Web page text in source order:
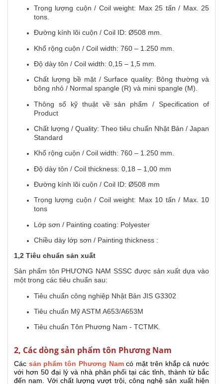
Trọng lượng cuộn / Coil weight: Max 25 tấn / Max. 25
tons.
Đường kính lõi cuộn / Coil ID: Ø508 mm.
Khổ rộng cuộn / Coil width: 760 – 1.250 mm.
Độ dày tôn / Coil width: 0,15 – 1,5 mm.
Chất lượng bề mặt / Surface quality: Bông thường và
bông nhỏ / Normal spangle (R) và mini spangle (M).
Thông số kỹ thuật về sản phẩm / Specification of
Product
Chất lượng / Quality: Theo tiêu chuẩn Nhật Bản / Japan
Standard
Khổ rộng cuộn / Coil width: 760 – 1.250 mm.
Độ dày tôn / Coil thickness: 0,18 – 1,00 mm
Đường kính lõi cuộn / Coil ID: Ø508 mm
Trọng lượng cuộn / Coil weight: Max 10 tấn / Max. 10
tons
Lớp sơn / Painting coating: Polyester
Chiều dày lớp sơn / Painting thickness :
1,2 Tiêu chuẩn sản xuất
Sản phẩm tôn PHƯƠNG NAM SSSC được sản xuất dựa vào
một trong các tiêu chuẩn sau:
Tiêu chuẩn công nghiệp Nhật Bản JIS G3302
Tiêu chuẩn Mỹ ASTM A653/A653M
Tiêu chuẩn Tôn Phương Nam - TCTMK.
2, Các dòng sản phẩm tôn Phương Nam
Các sản phẩm tôn Phương Namcó mặt trên khắp cả nước
với hơn 50 đại lý và nhà phân phối tại các tỉnh, thành từ bắc
đến nam. Với chất lượng vượt trội, công nghệ sản xuất hiện